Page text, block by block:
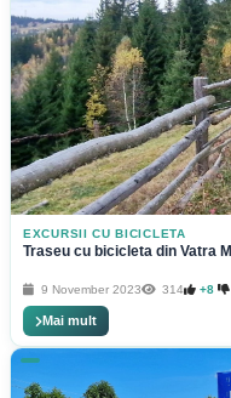
EXCURSII CU BICICLETA
Traseu cu bicicleta din Vatra
9 November 2023 314 +8
Mai mult